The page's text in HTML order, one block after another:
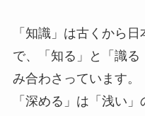
「知識」は古くから
で、「知る」と「識る
み合わさっています。
「深める」は「浅い